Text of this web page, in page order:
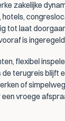
zakelijke
tot laat
is
flexibel
terugreis blijft
of
vroege